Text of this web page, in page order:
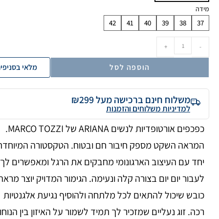
מידה
37
38
39
40
41
42
-
+
הוספה לסל מלאי
משלוח חינם ברכישה מעל ₪299
למדיניות משלוחים והזמנות
כפכפים אורטופדיות לנשים ARIANA של MARCO TOZZI.
המראה השקט מספק חיבור חם ובטוח. הטקסטורה
יחד עם העיצוב הארגונומי מחבקים את הרגל ומאפשרים לך
לעבור יום יום בצורה קלה ונעימה. הגימור המדויק יוצר
כובש שיכול להתאים לכל מלתחה ולהוסיף נגיעת אלגנטיות
רכה. זוג נעליים שמזכיר לך תמיד לשמור על האיזון בין